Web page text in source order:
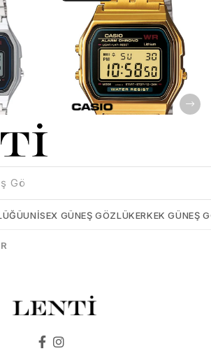
Casio-A159WGEA-1DF
UNISEX GÜNEŞ GÖZLÜKERKEK GÜNEŞ